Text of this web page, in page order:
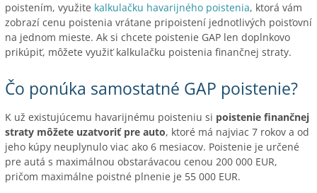
poistením, využite kalkulačku havarijného poistenia, ktorá vám
zobrazí cenu poistenia vrátane pripoistení jednotlivých poisťovní
na jednom mieste. Ak si chcete poistenie GAP len doplnkovo
prikúpiť, môžete využiť kalkulačku poistenia finančnej straty.
Čo ponúka samostatné GAP poistenie?
K už existujúcemu havarijnému poisteniu si poistenie finančnej
straty môžete uzatvoriť pre auto, ktoré má najviac 7 rokov a od
jeho kúpy neuplynulo viac ako 6 mesiacov. Poistenie je určené
pre autá s maximálnou obstarávacou cenou 200 000 EUR,
pričom maximálne poistné plnenie je 55 000 EUR.